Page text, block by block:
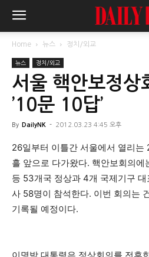
Home 뉴스 정치/외교
뉴스 정치/외교
서울 핵안보정상
’10문 10답’
By DailyNK - 2012.03.23 4:45 오후
26일부터 이틀간 서울에서 열리는
흘 앞으로 다가왔다. 핵안보회의에
등 53개국 정상과 4개 국제기구
사 58명이 참석한다. 이번 회의는
기록될 예정이다.